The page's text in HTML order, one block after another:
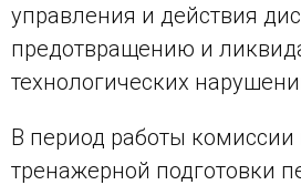
управления и действия
предотвращению и
технологических
В период работы комиссии
тренажерной подготовки